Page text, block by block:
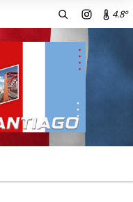
4.8º